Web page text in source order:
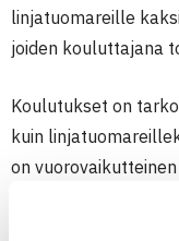
linjatuomareille
joiden kouluttajana
Koulutukset on
kuin
on vuorovaikutteinen
tuomareille että jo
Koulutus on